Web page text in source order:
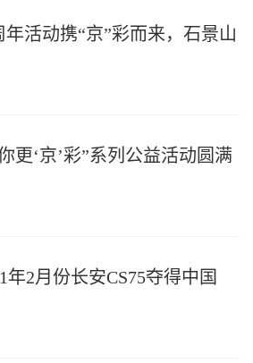
年活动携“京”彩而来，石景山
更‘京’彩”系列公益活动圆满
年2月份长安CS75夺得中国